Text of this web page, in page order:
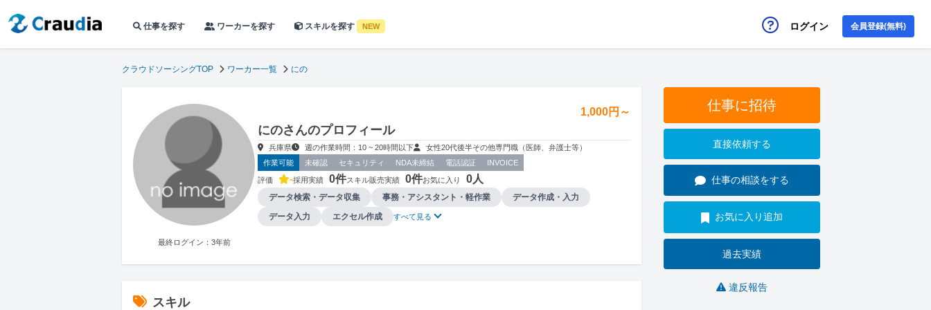
仕事を探す ワーカーを探す スキルを探す NEW ログイン 会員登録(無料)
クラウドソーシングTOP ワーカー一覧 にの
最終ログイン：3年前
1,000円～
にのさんのプロフィール
兵庫県 週の作業時間：10 ~ 20時間以下 女性20代後半その他専門職（医師、弁護士等）
作業可能
未確認 セキュリティ NDA未締結 電話認証 INVOICE
評価 -採用実績 0件スキル販売実績 0件お気に入り 0人
データ検索・データ収集 事務・アシスタント・軽作業
データ作成・入力
データ入力
エクセル作成 すべて見る
スキル
仕事に招待
直接依頼する
仕事の相談をする
お気に入り追加
過去実績
違反報告